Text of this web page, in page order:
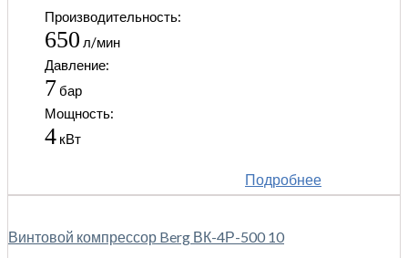
Производительность:
650 л/мин
Давление:
7бар
Мощность:
4 кВт
Подробнее
Винтовой компрессор Berg ВК-4Р-500 10